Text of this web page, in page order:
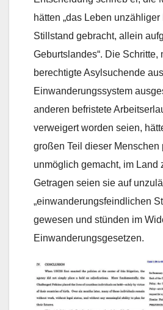
hätten „das Leben
Stillstand gebracht, allein
Geburtslandes“. Die Schritte,
berechtigte Asylsuchende
Einwanderungssystem
anderen befristete
verweigert worden seien,
großen Teil dieser Menschen
unmöglich gemacht, im Land
Getragen seien sie auf
„einwanderungsfeindlichen
gewesen und stünden im
Einwanderungsgesetzen.